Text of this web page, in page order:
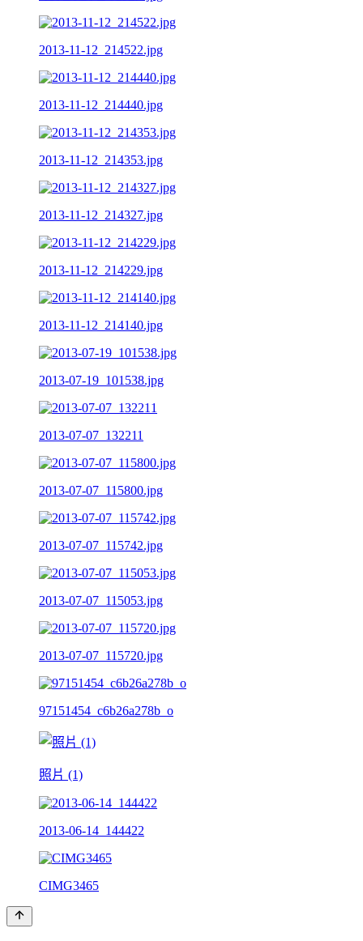
2013-11-12_214522.jpg
2013-11-12_214440.jpg
2013-11-12_214353.jpg
2013-11-12_214327.jpg
2013-11-12_214229.jpg
2013-11-12_214140.jpg
2013-07-19_101538.jpg
2013-07-07_132211
2013-07-07_115800.jpg
2013-07-07_115742.jpg
2013-07-07_115053.jpg
2013-07-07_115720.jpg
97151454_c6b26a278b_o
照片 (1)
2013-06-14_144422
CIMG3465